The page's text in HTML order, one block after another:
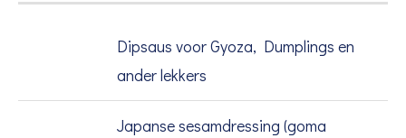
Dipsaus voor Gyoza, Dumplings en
ander lekkers
Japanse sesamdressing (goma